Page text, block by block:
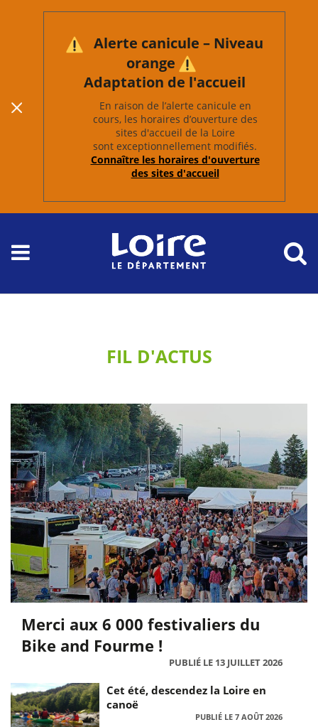
Alerte canicule – Niveau
orange
Adaptation de l'accueil
En raison de l’alerte canicule en
cours, les horaires d’ouverture des
sites d'accueil de la Loire
sont exceptionnellement modifiés.
Connaître les horaires d'ouverture
des sites d'accueil
FIL D'ACTUS
Merci aux 6 000 festivaliers du
Bike and Fourme !
PUBLIÉ LE 13 JUILLET 2026
Cet été, descendez la Loire en
canoë
PUBLIÉ LE 7 AOÛT 2026